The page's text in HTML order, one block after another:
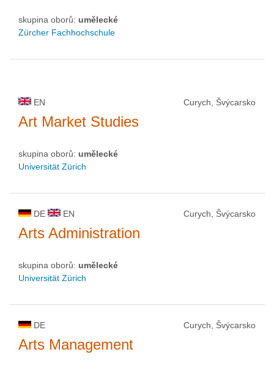
skupina oborů: umělecké
Zürcher Fachhochschule
EN Curych, Švýcarsko
Art Market Studies
skupina oborů: umělecké
Universität Zürich
DE EN Curych, Švýcarsko
Arts Administration
skupina oborů: umělecké
Universität Zürich
DE Curych, Švýcarsko
Arts Management